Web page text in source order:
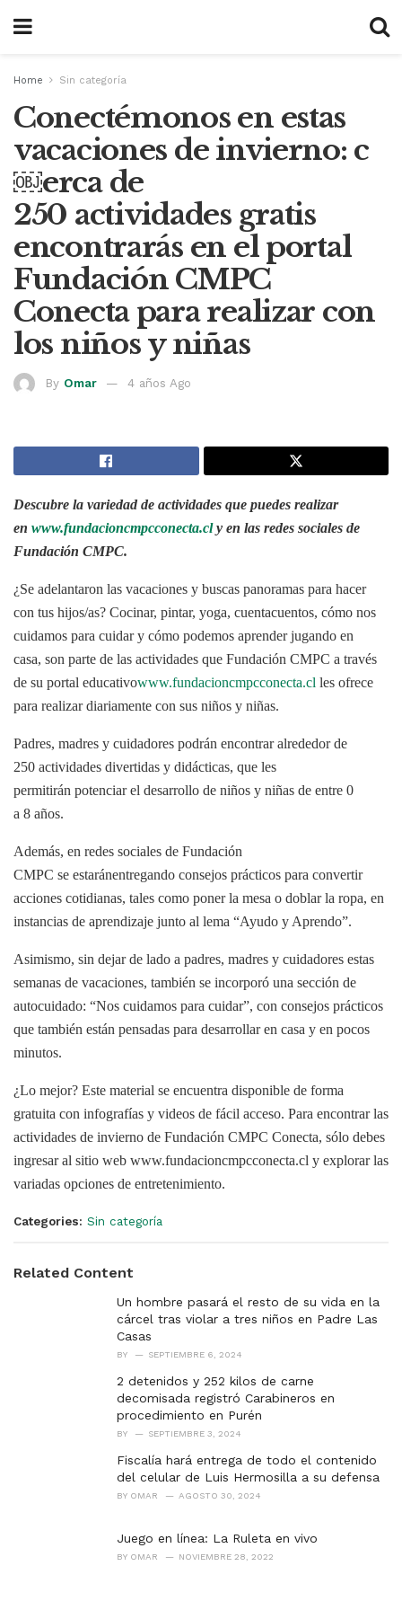
Home Sin categoría
Conectémonos en estas
vacaciones de invierno: c
￼erca de
250 actividades gratis
encontrarás en el portal
Fundación CMPC
Conecta para realizar con
los niños y niñas
By Omar 4 años Ago
Descubre la variedad de actividades que puedes realizar
en www.fundacioncmpcconecta.cly en las redes sociales de
Fundación CMPC.
¿Se adelantaron las vacaciones y buscas panoramas para hacer
con tus hijos/as? Cocinar, pintar, yoga, cuentacuentos, cómo nos
cuidamos para cuidar y cómo podemos aprender jugando en
casa, son parte de las actividades que Fundación CMPC a través
de su portal educativowww.fundacioncmpcconecta.cl les ofrece
para realizar diariamente con sus niños y niñas.
Padres, madres y cuidadores podrán encontrar alrededor de
250 actividades divertidas y didácticas, que les
permitirán potenciar el desarrollo de niños y niñas de entre 0
a 8 años.
Además, en redes sociales de Fundación
CMPC se estaránentregando consejos prácticos para convertir
acciones cotidianas, tales como poner la mesa o doblar la ropa, en
instancias de aprendizaje junto al lema “Ayudo y Aprendo”.
Asimismo, sin dejar de lado a padres, madres y cuidadores estas
semanas de vacaciones, también se incorporó una sección de
autocuidado: “Nos cuidamos para cuidar”, con consejos prácticos
que también están pensadas para desarrollar en casa y en pocos
minutos.
¿Lo mejor? Este material se encuentra disponible de forma
gratuita con infografías y videos de fácil acceso. Para encontrar las
actividades de invierno de Fundación CMPC Conecta, sólo debes
ingresar al sitio web www.fundacioncmpcconecta.cl y explorar las
variadas opciones de entretenimiento.
Categories: Sin categoría
Related Content
Un hombre pasará el resto de su vida en la
cárcel tras violar a tres niños en Padre Las
Casas
BY SEPTIEMBRE 6, 2024
2 detenidos y 252 kilos de carne
decomisada registró Carabineros en
procedimiento en Purén
BY SEPTIEMBRE 3, 2024
Fiscalía hará entrega de todo el contenido
del celular de Luis Hermosilla a su defensa
BY OMAR AGOSTO 30, 2024
Juego en línea: La Ruleta en vivo
BY OMAR NOVIEMBRE 28, 2022